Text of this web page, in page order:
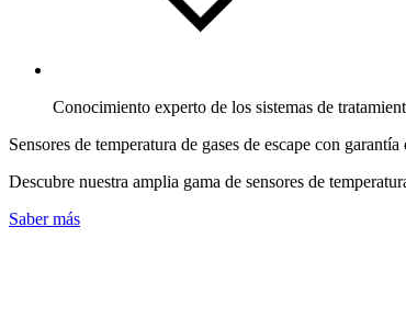
Conocimiento experto de los sistemas de
Sensores de temperatura de gases de escape con
Descubre nuestra amplia gama de sensores de
Saber más